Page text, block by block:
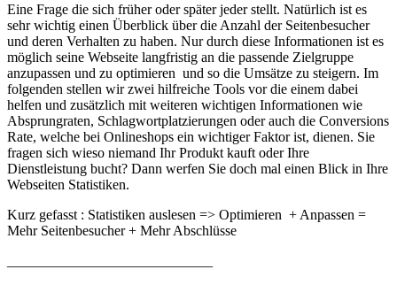
Eine Frage die sich früher oder später jeder stellt. Natürlich ist es
sehr wichtig einen Überblick über die Anzahl der Seitenbesucher
und deren Verhalten zu haben. Nur durch diese Informationen ist es
möglich seine Webseite langfristig an die passende Zielgruppe
anzupassen und zu optimieren und so die Umsätze zu steigern. Im
folgenden stellen wir zwei hilfreiche Tools vor die einem dabei
helfen und zusätzlich mit weiteren wichtigen Informationen wie
Absprungraten, Schlagwortplatzierungen oder auch die Conversions
Rate, welche bei Onlineshops ein wichtiger Faktor ist, dienen. Sie
fragen sich wieso niemand Ihr Produkt kauft oder Ihre
Dienstleistung bucht? Dann werfen Sie doch mal einen Blick in Ihre
Webseiten Statistiken.
Kurz gefasst : Statistiken auslesen => Optimieren + Anpassen =
Mehr Seitenbesucher + Mehr Abschlüsse